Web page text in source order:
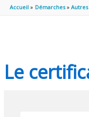
Accueil Démarches
Le